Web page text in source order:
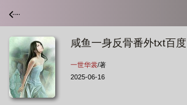
咸鱼一身反骨番外txt百度
一世华裳/著
2025-06-16